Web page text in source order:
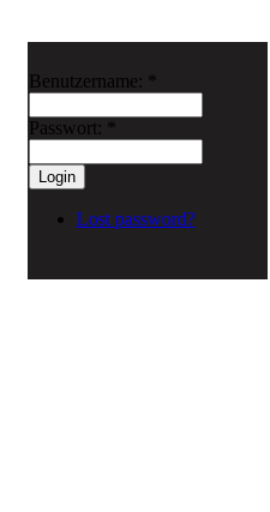
Benutzername: *
Passwort: *
Lost password?